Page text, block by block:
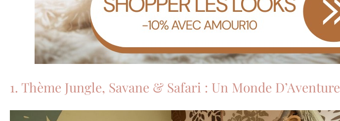
1. Thème Jungle, Savane & Safari : Un Monde D’Aventure